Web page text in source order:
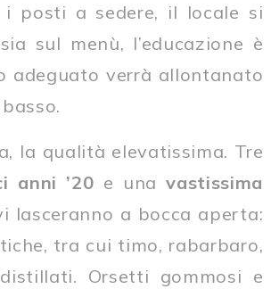
i posti a sedere, il locale si
sul menù, l’educazione è
adeguato verrà allontanato
la qualità elevatissima. Tre
anni ’20 e unavastissima
lasceranno a bocca aperta:
tra cui timo, rabarbaro,
Orsetti gommosi e